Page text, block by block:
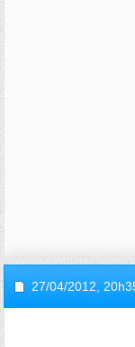
27/04/2012,